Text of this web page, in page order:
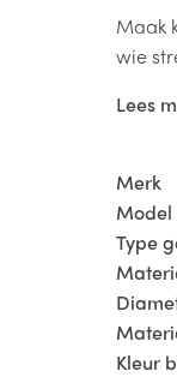
Maak
wie
en
Lees
Merk
Model
Type
Kleur